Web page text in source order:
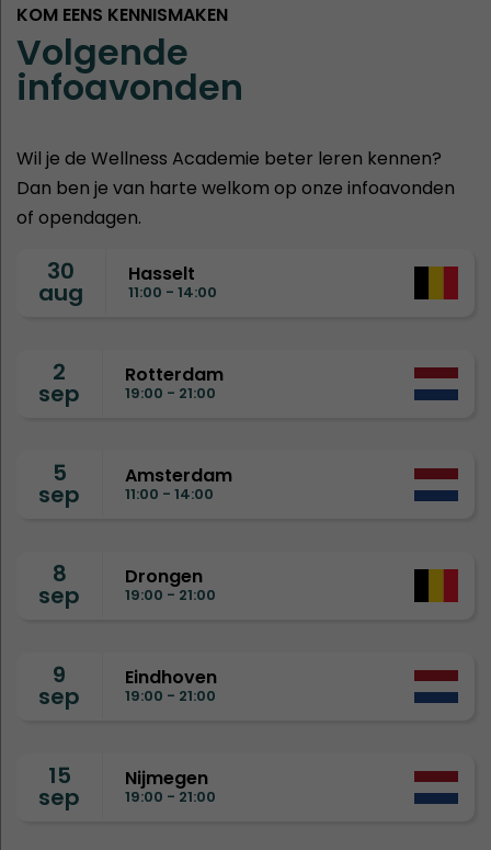
KOM EENS KENNISMAKEN
Volgende
infoavonden
Wil je de Wellness Academie beter leren kennen?
Dan ben je van harte welkom op onze infoavonden
of opendagen.
30
aug
Hasselt
11:00 - 14:00
2
sep
Rotterdam
19:00 - 21:00
5
sep
Amsterdam
11:00 - 14:00
8
sep
Drongen
19:00 - 21:00
9
sep
Eindhoven
19:00 - 21:00
15
sep
Nijmegen
19:00 - 21:00